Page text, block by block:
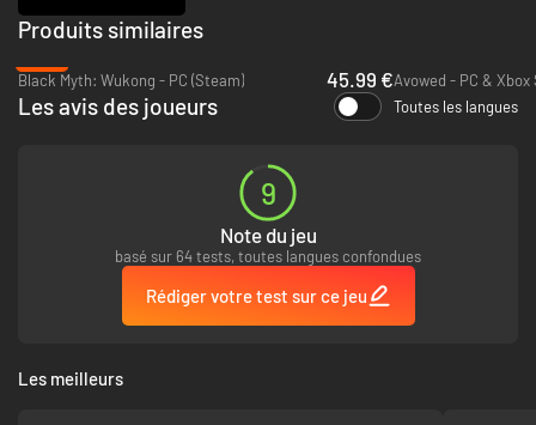
Produits similaires
Black Myth: Wukong - PC (Steam)
45.99 €
Les avis des joueurs Toutes les langues
9
Note du jeu
basé sur 64 tests, toutes langues confondues
Rédiger votre test sur ce jeu
Les meilleurs